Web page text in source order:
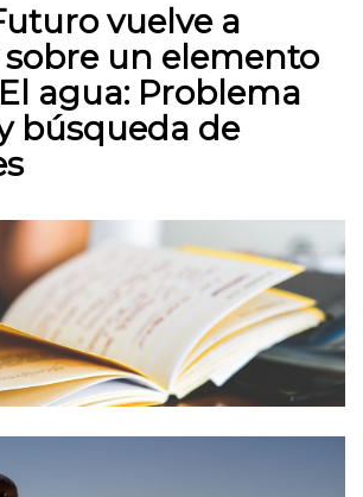
vuelve a
un elemento
agua: Problema
búsqueda de